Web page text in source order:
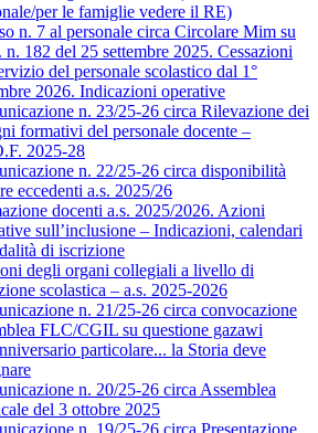
per le famiglie vedere il RE)
n. 7 al personale circa Circolare Mim su
182 del 25 settembre 2025. Cessazioni
del personale scolastico dal 1°
2026. Indicazioni operative
n. 23/25-26 circa Rilevazione dei
formativi del personale docente –
2025-28
n. 22/25-26 circa disponibilità
eccedenti a.s. 2025/26
docenti a.s. 2025/2026. Azioni
sull’inclusione – Indicazioni, calendari
di iscrizione
degli organi collegiali a livello di
scolastica – a.s. 2025-2026
n. 21/25-26 circa convocazione
FLC/CGIL su questione gazawi
particolare... la Storia deve
n. 20/25-26 circa Assemblea
del 3 ottobre 2025